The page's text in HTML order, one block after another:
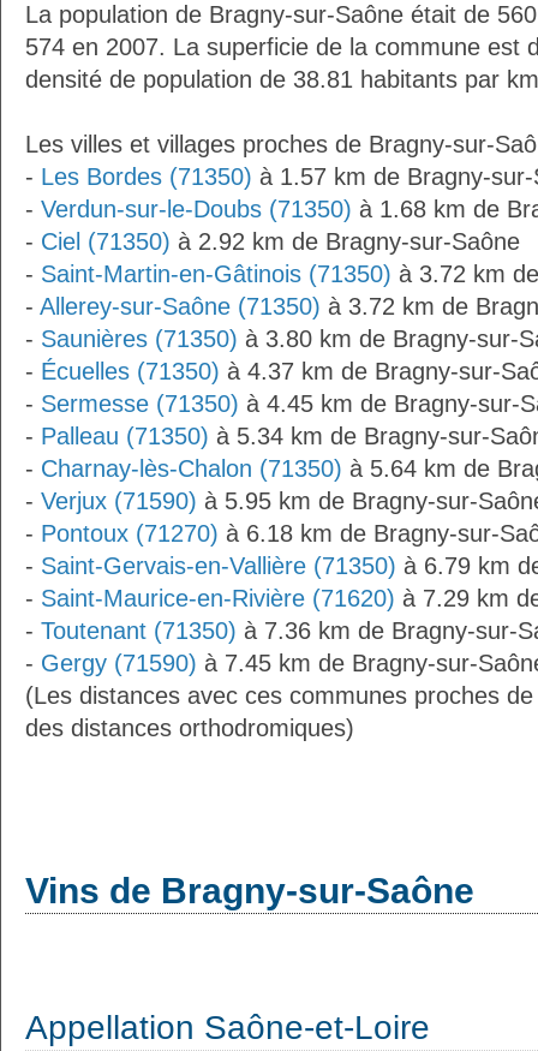
La population de Bragny-sur-Saône était de
574 en 2007. La superficie de la commune est
densité de population de 38.81 habitants par
Les villes et villages proches de Bragny-sur-
- Les Bordes (71350) à 1.57 km de Bragny-sur-
- Verdun-sur-le-Doubs (71350) à 1.68 km de
- Ciel (71350) à 2.92 km de Bragny-sur-Saône
- Saint-Martin-en-Gâtinois (71350) à 3.72 km
- Allerey-sur-Saône (71350) à 3.72 km de
- Saunières (71350) à 3.80 km de Bragny-sur-
- Écuelles (71350) à 4.37 km de Bragny-sur-
- Sermesse (71350) à 4.45 km de Bragny-sur-
- Palleau (71350) à 5.34 km de Bragny-sur-
- Charnay-lès-Chalon (71350) à 5.64 km de
- Verjux (71590) à 5.95 km de Bragny-sur-
- Pontoux (71270) à 6.18 km de Bragny-sur-
- Saint-Gervais-en-Vallière (71350) à 6.79 km
- Saint-Maurice-en-Rivière (71620) à 7.29 km
- Toutenant (71350) à 7.36 km de Bragny-sur-
- Gergy (71590) à 7.45 km de Bragny-sur-
(Les distances avec ces communes proches
des distances orthodromiques)
Vins de Bragny-sur-Saône
Appellation Saône-et-Loire